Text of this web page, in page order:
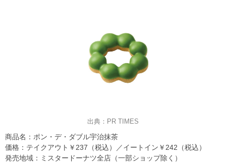
出典：PR TIMES
商品名：ポン・デ・ダブル宇治抹茶
価格：テイクアウト￥237（税込）／イートイン￥242（税込）
発売地域：ミスタードーナツ全店（一部ショップ除く）